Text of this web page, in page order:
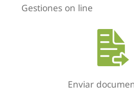
Gestiones on line
Enviar